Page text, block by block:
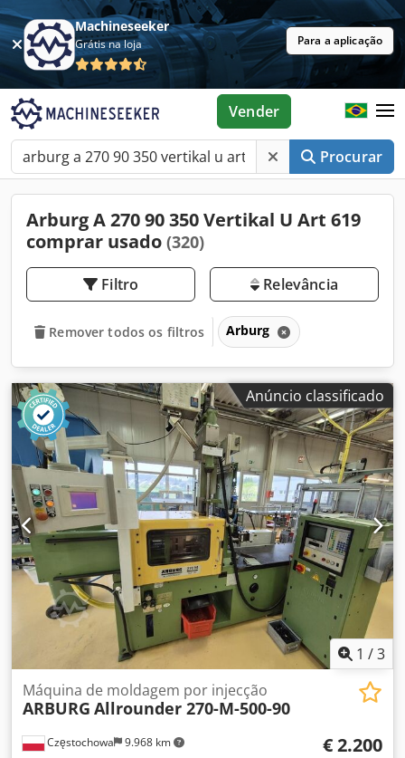
Machineseeker
Grátis na loja Para a aplicação
Procurar
Vender
Arburg A 270 90 350 Vertikal U Art 619
comprar usado (320)
Filtro Relevância
Remover todos os filtros Arburg
Anúncio classificado
1 /3
Częstochowa 9.968 km
Máquina de moldagem por injecção
ARBURG Allrounder 270-M-500-90
€ 2.200